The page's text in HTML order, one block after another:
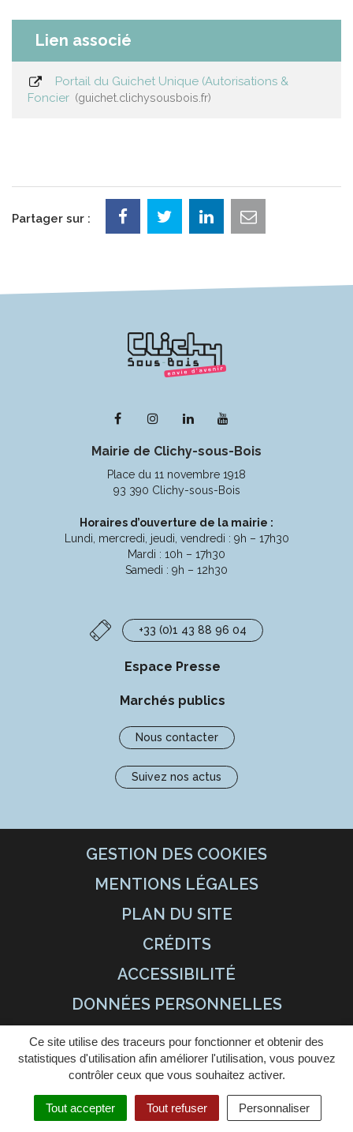
Ce site utilise des traceurs pour fonctionner et obtenir des
statistiques d'utilisation afin améliorer l'utilisation, vous pouvez
contrôler ceux que vous souhaitez activer.
Tout accepter Tout refuser Personnaliser
Lien associé
Portail du Guichet Unique (Autorisations &
Foncier
guichet.clichysousbois.fr
Partager sur :
Lien
le
compte
Facebook
Lien
le
compte
Instagram
Lien
le
compte
Linkedin
la
chaîne
Youtube
Mairie de Clichy-sous-Bois
Place du 11 novembre 1918
93 390 Clichy-sous-Bois
Horaires d’ouverture de la mairie :
Lundi, mercredi, jeudi, vendredi : 9h – 17h30
Mardi : 10h – 17h30
Samedi : 9h – 12h30
+33 (0)1 43 88 96 04
Espace Presse
Marchés publics
Nous contacter
Suivez nos actus
GESTION DES COOKIES
MENTIONS LÉGALES
PLAN DU SITE
CRÉDITS
ACCESSIBILITÉ
DONNÉES PERSONNELLES